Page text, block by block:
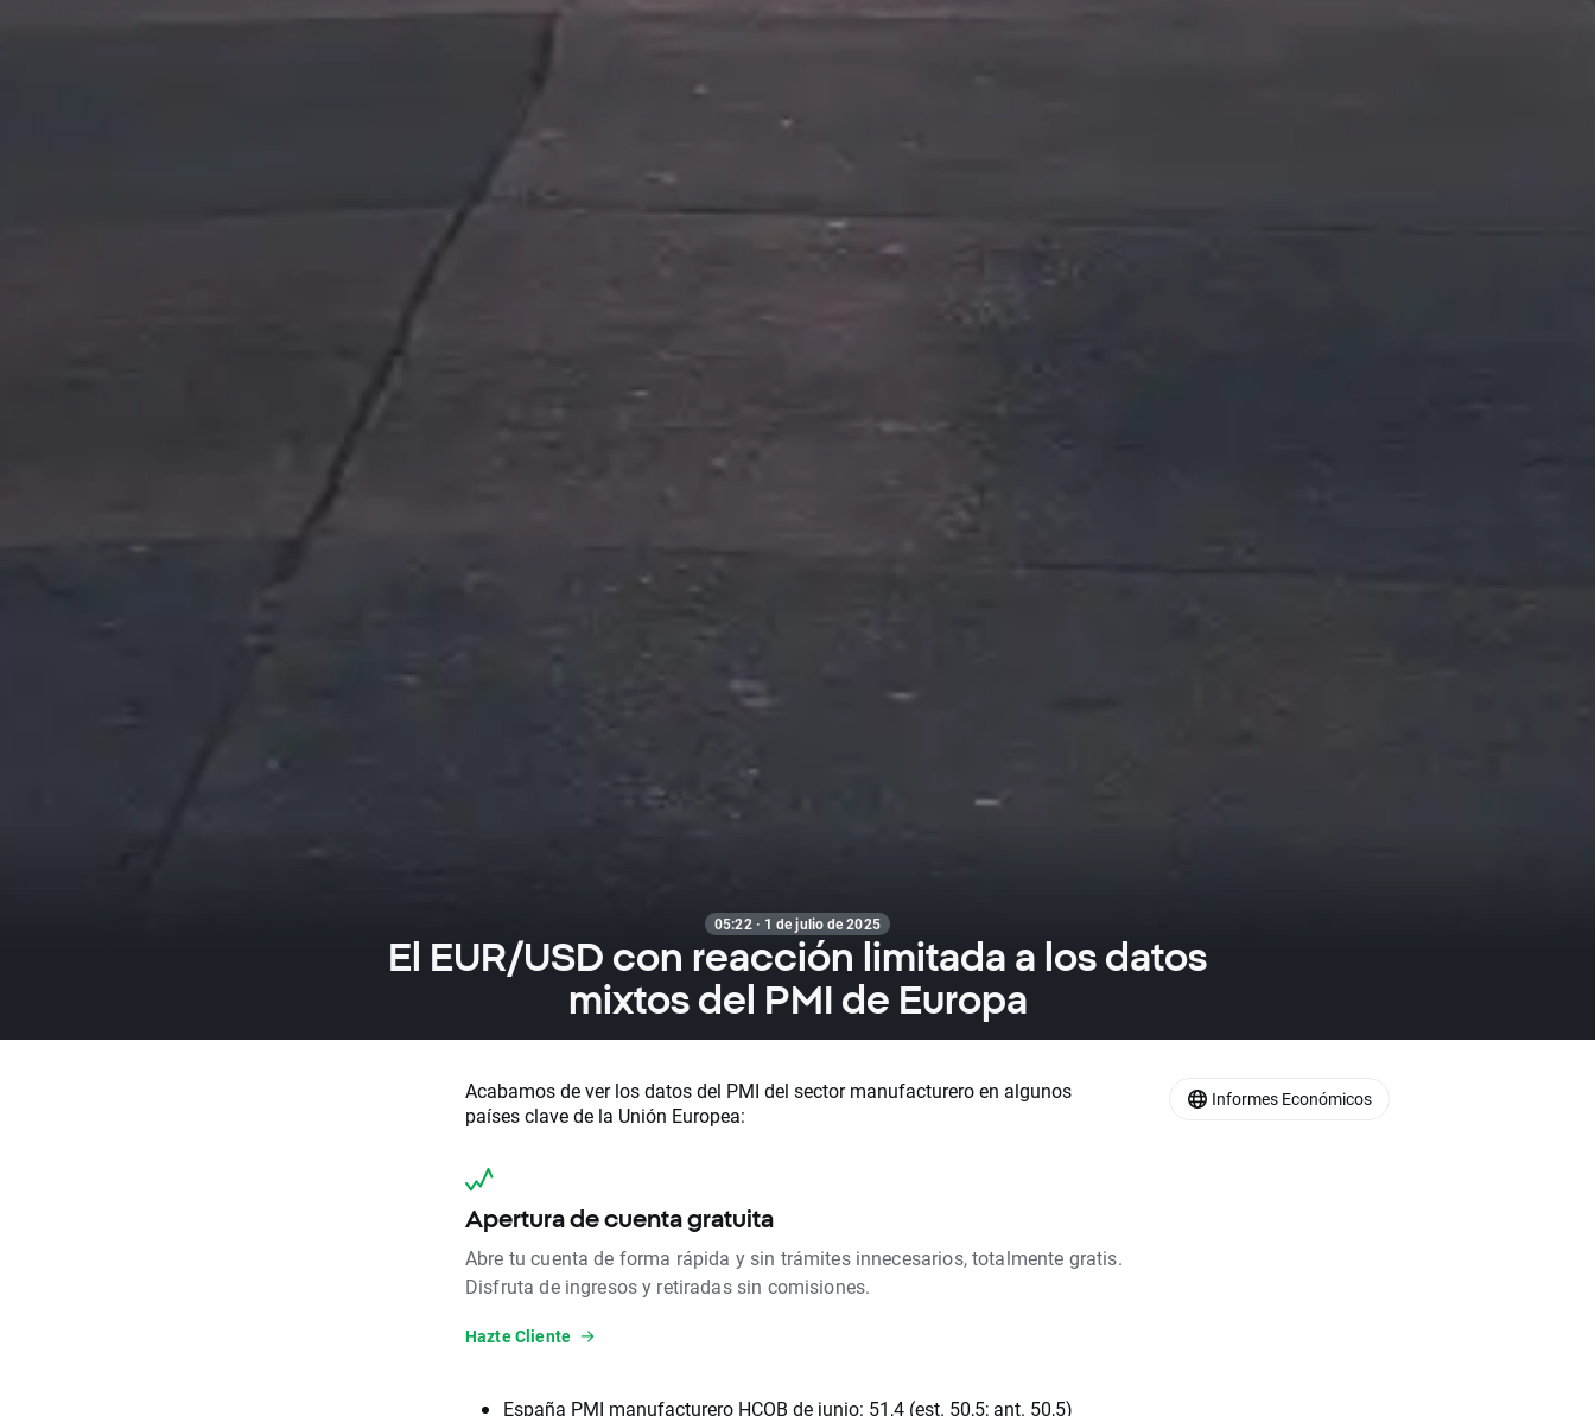
05:22 · 1 de julio de 2025
El EUR/USD con reacción limitada a los datos
mixtos del PMI de Europa
Acabamos de ver los datos del PMI del sector manufacturero en algunos
países clave de la Unión Europea:
Apertura de cuenta gratuita
Abre tu cuenta de forma rápida y sin trámites innecesarios, totalmente gratis.
Disfruta de ingresos y retiradas sin comisiones.
Hazte Cliente
España PMI manufacturero HCOB de junio: 51,4 (est. 50,5; ant. 50,5)
Informes Económicos